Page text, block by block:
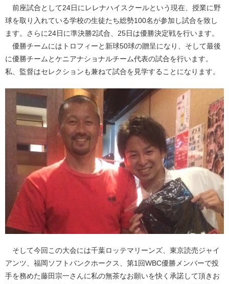
前座試合として24日にレレナハイスクールという現在、授業に野
球を取り入れている学校の生徒たち総勢100名が参加し試合を致し
ます。さらに24日に準決勝2試合、25日は優勝決定戦を行います。
優勝チームにはトロフィーと新球50球の贈呈になり、そして最後
に優勝チームとケニアナショナルチーム代表の試合を行います。
私、監督はセレクションも兼ねて試合を見学することになります。
そして今回この大会には千葉ロッテマリーンズ、東京読売ジャイ
アンツ、福岡ソフトバンクホークス、第1回WBC優勝メンバーで投
手を務めた藤田宗一さんに私の無茶なお願いを快く承諾して頂きお